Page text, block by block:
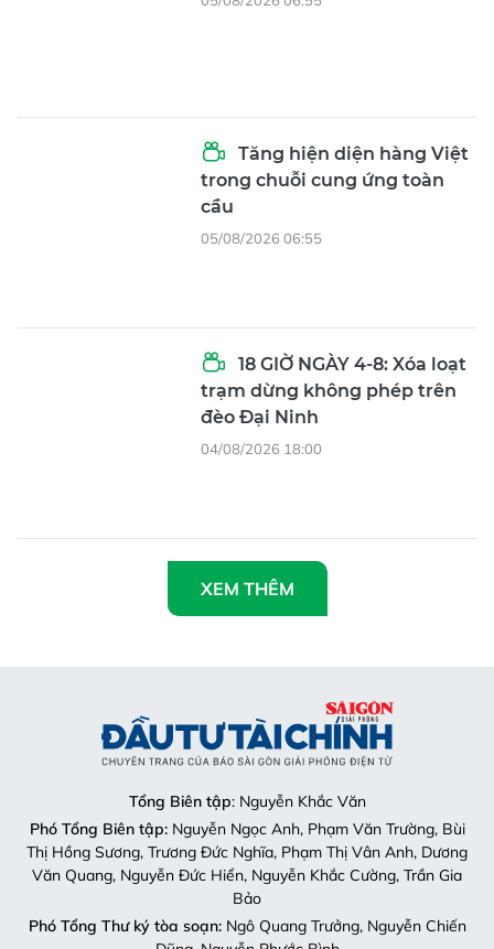
Tăng hiện diện hàng Việt
trong chuỗi cung ứng toàn
cầu
05/08/2026 06:55
18 GIỜ NGÀY 4-8: Xóa loạt
trạm dừng không phép trên
đèo Đại Ninh
04/08/2026 18:00
XEM THÊM
Tổng Biên tập: Nguyễn Khắc Văn
Phó Tổng Biên tập:Nguyễn Ngọc Anh, Phạm Văn Trường, Bùi
Thị Hồng Sương, Trương Đức Nghĩa, Phạm Thị Vân Anh, Dương
Văn Quang, Nguyễn Đức Hiển, Nguyễn Khắc Cường, Trần Gia
Bảo
Phó Tổng Thư ký tòa soạn:Ngô Quang Trưởng, Nguyễn Chiến